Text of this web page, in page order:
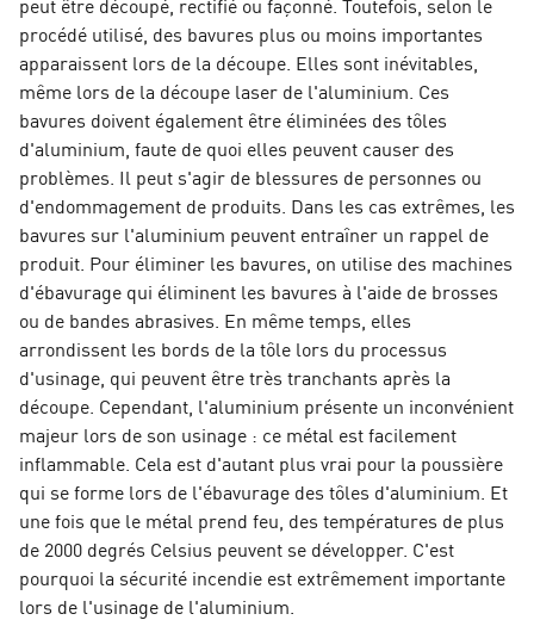
procédé utilisé, des bavures plus ou moins importantes
apparaissent lors de la découpe. Elles sont inévitables,
même lors de la découpe laser de l'aluminium. Ces
bavures doivent également être éliminées des tôles
d'aluminium, faute de quoi elles peuvent causer des
problèmes. Il peut s'agir de blessures de personnes ou
d'endommagement de produits. Dans les cas extrêmes, les
bavures sur l'aluminium peuvent entraîner un rappel de
produit. Pour éliminer les bavures, on utilise des machines
d'ébavurage qui éliminent les bavures à l'aide de brosses
ou de bandes abrasives. En même temps, elles
arrondissent les bords de la tôle lors du processus
d'usinage, qui peuvent être très tranchants après la
découpe. Cependant, l'aluminium présente un inconvénient
majeur lors de son usinage : ce métal est facilement
inflammable. Cela est d'autant plus vrai pour la poussière
qui se forme lors de l'ébavurage des tôles d'aluminium. Et
une fois que le métal prend feu, des températures de plus
de 2000 degrés Celsius peuvent se développer. C'est
pourquoi la sécurité incendie est extrêmement importante
lors de l'usinage de l'aluminium.